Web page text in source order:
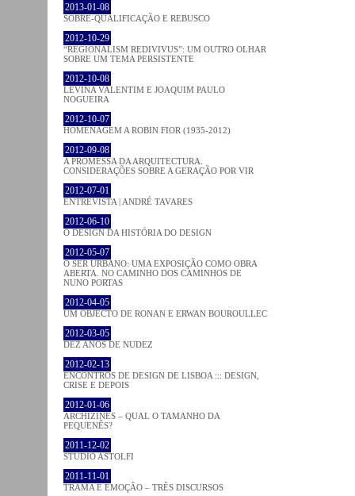
2013-01-08
SOBRE-QUALIFICAÇÃO E REBUSCO
2012-10-29
“REGIONALISM REDIVIVUS”: UM OUTRO OLHAR
SOBRE UM TEMA PERSISTENTE
2012-10-08
LEVINA VALENTIM E JOAQUIM PAULO
NOGUEIRA
2012-10-07
HOMENAGEM A ROBIN FIOR (1935-2012)
2012-09-08
A PROMESSA DA ARQUITECTURA.
CONSIDERAÇÕES SOBRE A GERAÇÃO POR VIR
2012-07-01
ENTREVISTA | ANDRÉ TAVARES
2012-06-10
O DESIGN DA HISTÓRIA DO DESIGN
2012-05-07
O SER URBANO: UMA EXPOSIÇÃO COMO OBRA
ABERTA. NO CAMINHO DOS CAMINHOS DE
NUNO PORTAS
2012-04-05
UM OBJECTO DE RONAN E ERWAN BOUROULLEC
2012-03-05
DEZ ANOS DE NUDEZ
2012-02-13
ENCONTROS DE DESIGN DE LISBOA ::: DESIGN,
CRISE E DEPOIS
2012-01-06
ARCHIZINES – QUAL O TAMANHO DA
PEQUENÊS?
2011-12-02
STUDIO ASTOLFI
2011-11-01
TRAMA E EMOÇÃO – TRÊS DISCURSOS